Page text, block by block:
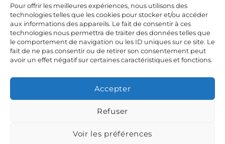
Pour offrir les meilleures expériences, nous utilisons des
technologies telles que les cookies pour stocker et/ou accéder
aux informations des appareils. Le fait de consentir à ces
technologies nous permettra de traiter des données telles que
le comportement de navigation ou les ID uniques sur ce site. Le
fait de ne pas consentir ou de retirer son consentement peut
avoir un effet négatif sur certaines caractéristiques et fonctions.
Accepter
Refuser
Voir les préférences
Accueil
Dialoguez avec Laurent Dejoie Déclaration de